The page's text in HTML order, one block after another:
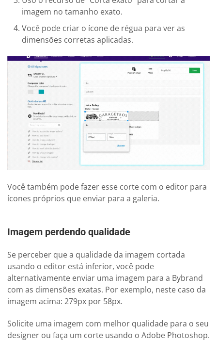
imagem no tamanho exato.
Você pode criar o ícone de régua para ver as
dimensões corretas aplicadas.
Você também pode fazer esse corte com o editor para
ícones próprios que enviar para a galeria.
Imagem perdendo qualidade
Se perceber que a qualidade da imagem cortada
usando o editor está inferior, você pode
alternativamente enviar uma imagem para a Bybrand
com as dimensões exatas. Por exemplo, neste caso da
imagem acima: 279px por 58px.
Solicite uma imagem com melhor qualidade para o seu
designer ou faça um corte usando o Adobe Photoshop.